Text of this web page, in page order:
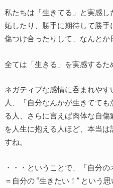
私たちは「生きてる」と実感
妬したり、勝手に期待して勝
傷つけ合ったりして、なんとか
全ては「生きる」を実感するた
ネガティブな感情に呑まれや
人、「自分なんかが生きてて
る人、さらに言えば肉体な自傷
を人生に抱える人ほど、本当は
すね。
・・・ということで、「自分
＝自分の “生きたい！” という